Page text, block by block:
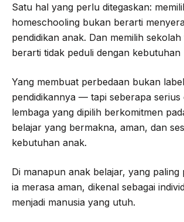
Satu hal yang perlu ditegaskan:
homeschooling bukan berarti
pendidikan anak. Dan memilih
berarti tidak peduli dengan kebutuhan
Yang membuat perbedaan bukan
pendidikannya — tapi seberapa serius
lembaga yang dipilih berkomitmen
belajar yang bermakna, aman, dan
kebutuhan anak.
Di manapun anak belajar, yang paling
ia merasa aman, dikenal sebagai
menjadi manusia yang utuh.